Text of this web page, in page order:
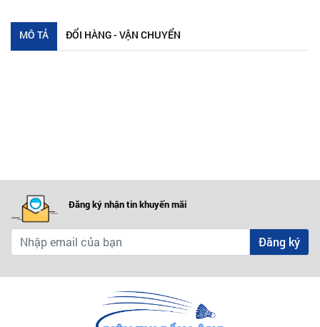
MÔ TẢ ĐỔI HÀNG - VẬN CHUYỂN
Đăng ký nhận tin khuyến mãi
Đăng ký